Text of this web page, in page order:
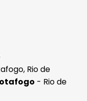
Rio de
- Rio de